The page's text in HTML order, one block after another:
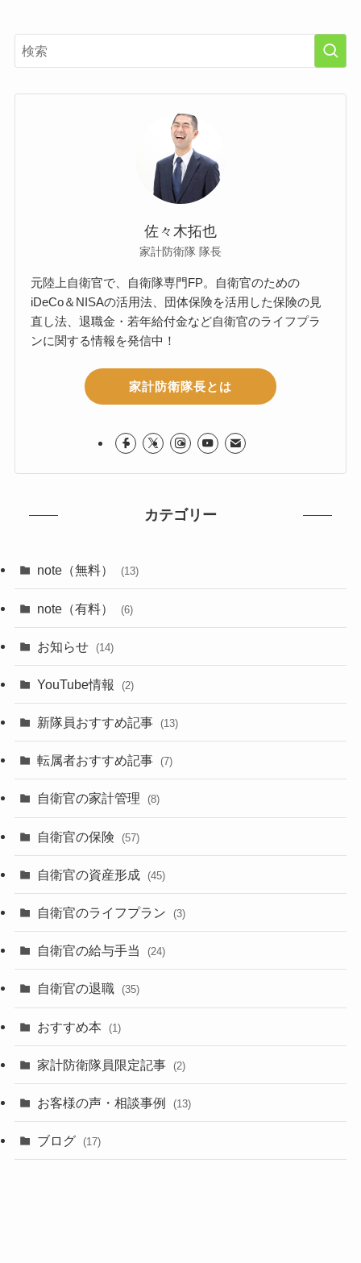
佐々木拓也
家計防衛隊 隊長
元陸上自衛官で、自衛隊専門FP。自衛官のための
iDeCo＆NISAの活用法、団体保険を活用した保険の見
直し法、退職金・若年給付金など自衛官のライフプラ
ンに関する情報を発信中！
家計防衛隊長とは
カテゴリー
note（無料） (13)
note（有料） (6)
お知らせ (14)
YouTube情報 (2)
新隊員おすすめ記事 (13)
転属者おすすめ記事 (7)
自衛官の家計管理 (8)
自衛官の保険 (57)
自衛官の資産形成 (45)
自衛官のライフプラン (3)
自衛官の給与手当 (24)
自衛官の退職 (35)
おすすめ本 (1)
家計防衛隊員限定記事 (2)
お客様の声・相談事例 (13)
ブログ (17)